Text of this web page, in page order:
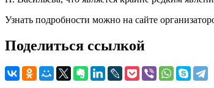
Узнать подробности можно на сайте
Поделиться ссылкой